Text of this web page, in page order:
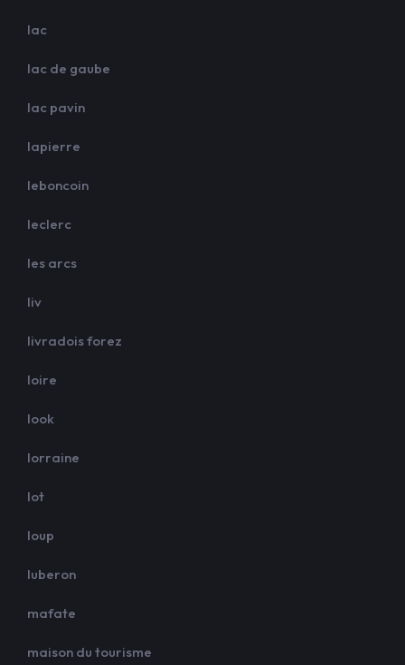
lac
lac de gaube
lac pavin
lapierre
leboncoin
leclerc
les arcs
liv
livradois forez
loire
look
lorraine
lot
loup
luberon
mafate
maison du tourisme